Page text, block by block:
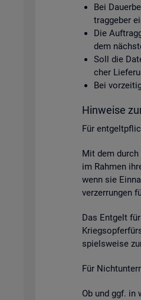
Bei
trag­ge­ber
Die
dem
Soll die
cher
Bei
Hin­wei­se
Für
Mit dem
im Rah­men
wenn sie
ver­zer­run­gen
Das Ent­gelt
spiels­wei­se
Für
Ob und ggf. in